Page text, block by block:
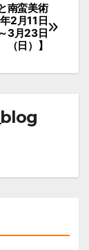
南蛮美術
2月11日
3月23日
（日）】